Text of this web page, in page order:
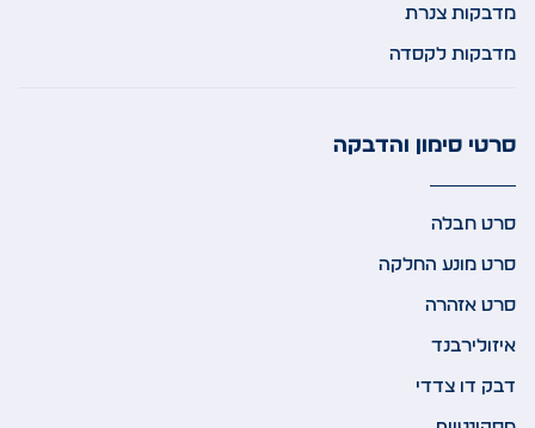
מדבקות צנרת
מדבקות לקסדה
סרטי סימון והדבקה
סרט חבלה
סרט מונע החלקה
סרט אזהרה
איזולירבנד
דבק דו צדדי